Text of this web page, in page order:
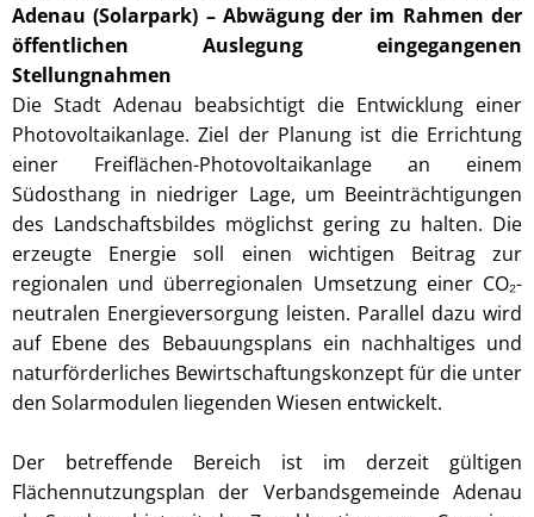
Adenau (Solarpark) – Abwägung der im Rahmen der
öffentlichen Auslegung eingegangenen
Stellungnahmen
Die Stadt Adenau beabsichtigt die Entwicklung einer
Photovoltaikanlage. Ziel der Planung ist die Errichtung
einer Freiflächen-Photovoltaikanlage an einem
Südosthang in niedriger Lage, um Beeinträchtigungen
des Landschaftsbildes möglichst gering zu halten. Die
erzeugte Energie soll einen wichtigen Beitrag zur
regionalen und überregionalen Umsetzung einer CO₂-
neutralen Energieversorgung leisten. Parallel dazu wird
auf Ebene des Bebauungsplans ein nachhaltiges und
naturförderliches Bewirtschaftungskonzept für die unter
den Solarmodulen liegenden Wiesen entwickelt.
Der betreffende Bereich ist im derzeit gültigen
Flächennutzungsplan der Verbandsgemeinde Adenau